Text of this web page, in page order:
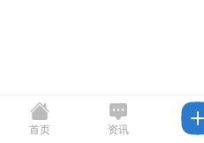
首页 资讯